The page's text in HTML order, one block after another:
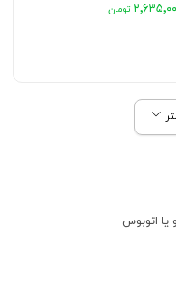
یا اتوبوس